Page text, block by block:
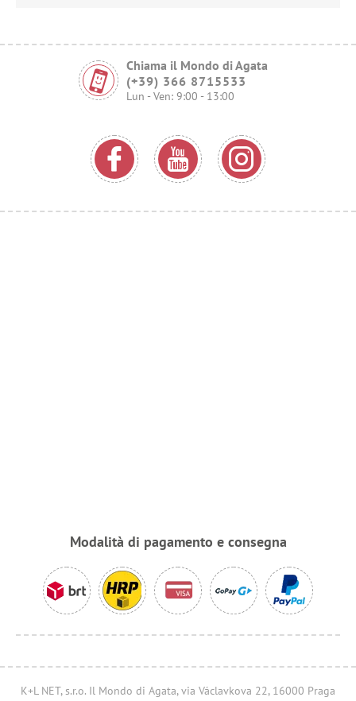
Chiama il Mondo di Agata
(+39) 366 8715533
Lun - Ven: 9:00 - 13:00
Modalità di pagamento e consegna
K+L NET, s.r.o. Il Mondo di Agata, via Václavkova 22, 16000 Praga